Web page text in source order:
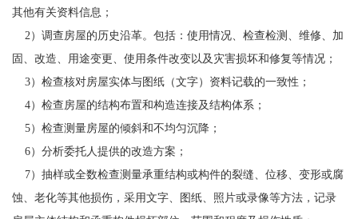
其他有关资料信息；
2）调查房屋的历史沿革。包括：使用情况、检查检测、维修、加
固、改造、用途变更、使用条件改变以及灾害损坏和修复等情况；
3）检查核对房屋实体与图纸（文字）资料记载的一致性；
4）检查房屋的结构布置和构造连接及结构体系；
5）检查测量房屋的倾斜和不均匀沉降；
6）分析委托人提供的改造方案；
7）抽样或全数检查测量承重结构或构件的裂缝、位移、变形或腐
蚀、老化等其他损伤，采用文字、图纸、照片或录像等方法，记录